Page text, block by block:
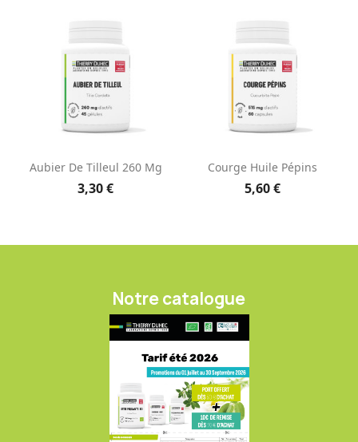
Aubier De Tilleul 260 Mg
3,30 €
Courge Huile Pépins
5,60 €
Notre catalogue